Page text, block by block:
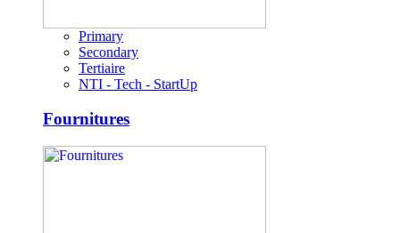
Primary
Secondary
Tertiaire
NTI - Tech - StartUp
Fournitures